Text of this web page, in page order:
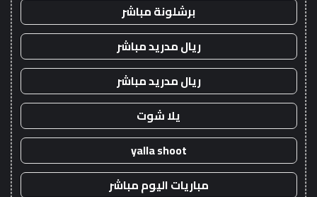
برشلونة مباشر
ريال مدريد مباشر
ريال مدريد مباشر
يلا شوت
yalla shoot
مباريات اليوم مباشر